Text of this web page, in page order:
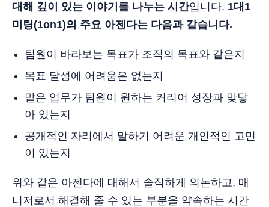
대해 깊이 있는 이야기를 나누는 시간입니다. 1대1
미팅(1on1)의 주요 아젠다는 다음과 같습니다.
팀원이 바라보는 목표가 조직의 목표와 같은지
목표 달성에 어려움은 없는지
맡은 업무가 팀원이 원하는 커리어 성장과 맞닿
아 있는지
공개적인 자리에서 말하기 어려운 개인적인 고민
이 있는지
위와 같은 아젠다에 대해서 솔직하게 의논하고, 매
니저로서 해결해 줄 수 있는 부분을 약속하는 시간